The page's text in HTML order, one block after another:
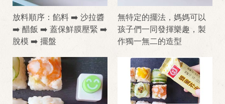
放料順序：餡料 ➡️ 沙拉醬
➡️ 醋飯 ➡️ 蓋保鮮膜壓緊 ➡️
脫模 ➡️ 擺盤
無特定的擺法，媽媽可以
孩子們一同發揮樂趣，製
作獨一無二的造型